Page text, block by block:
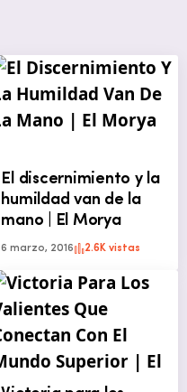
El discernimiento y la
humildad van de la
mano | El Morya
6 marzo, 2016 2.6K vistas